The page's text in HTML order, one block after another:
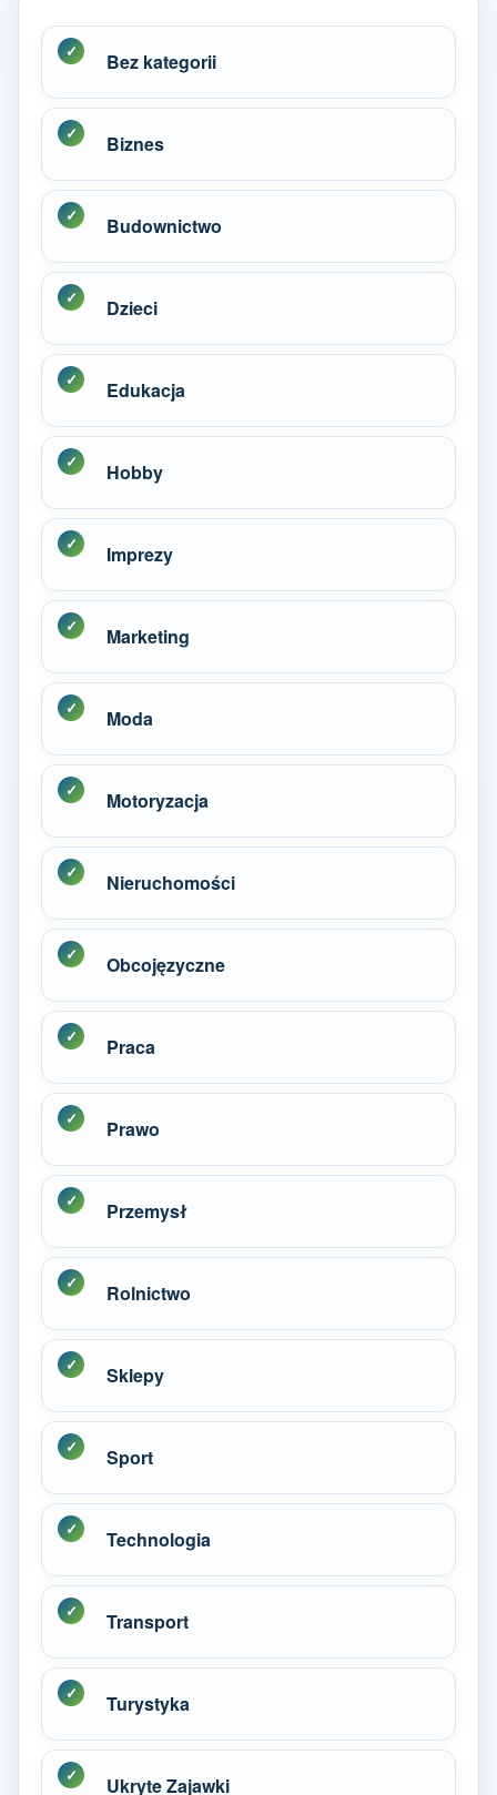
Bez kategorii
Biznes
Budownictwo
Dzieci
Edukacja
Hobby
Imprezy
Marketing
Moda
Motoryzacja
Nieruchomości
Obcojęzyczne
Praca
Prawo
Przemysł
Rolnictwo
Sklepy
Sport
Technologia
Transport
Turystyka
Ukryte Zajawki